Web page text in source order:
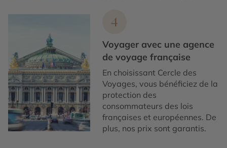
4
Voyager avec une agence
de voyage française
En choisissant Cercle des
Voyages, vous bénéficiez de la
protection des
consommateurs des lois
françaises et européennes. De
plus, nos prix sont garantis.